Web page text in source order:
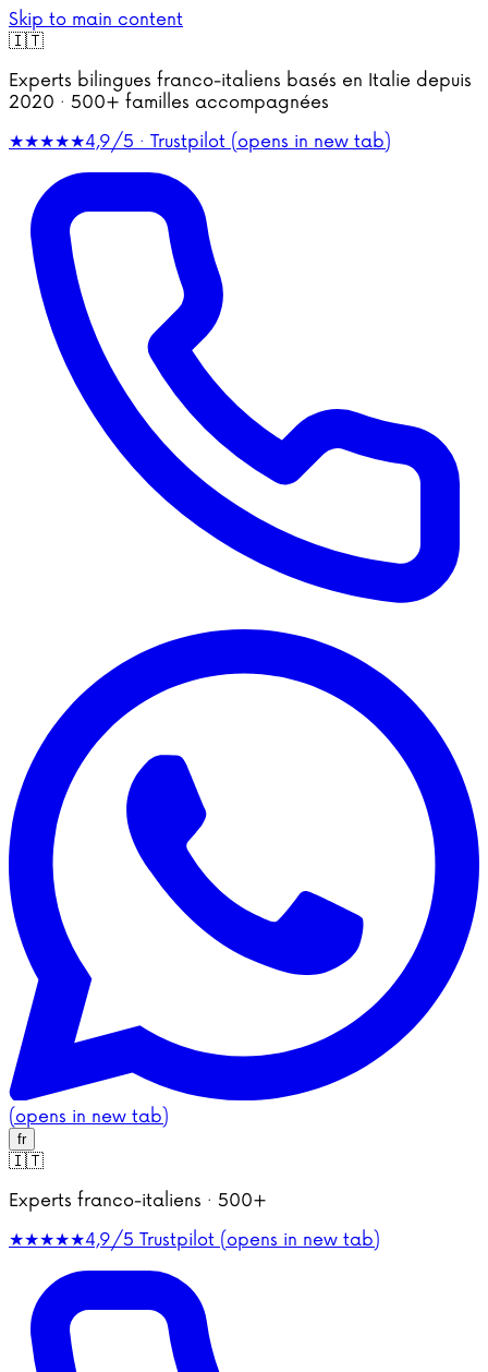
Skip to main content
🇮🇹
Experts bilingues franco-italiens basés en Italie depuis
2020 · 500+ familles accompagnées
★★★★★4,9/5 · Trustpilot (opens in new tab)
(opens in new tab)
fr
🇮🇹
Experts franco-italiens · 500+
★★★★★4,9/5 Trustpilot (opens in new tab)